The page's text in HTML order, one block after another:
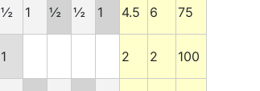
½ 1 ½ ½ 1 4.5 6 75
1 2 2 100